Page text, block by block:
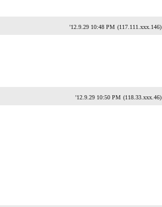
'12.9.29 10:48 PM (117.111.xxx.146)
'12.9.29 10:50 PM (118.33.xxx.46)